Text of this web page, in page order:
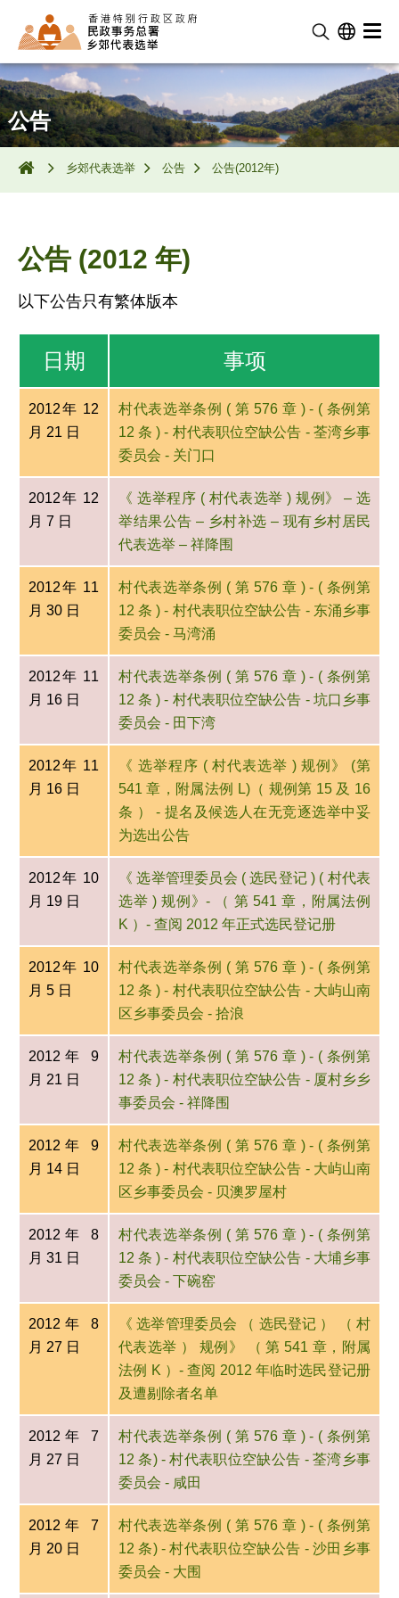
公告
乡郊代表选举 公告 公告(2012年)
公告 (2012 年)
以下公告只有繁体版本
日期 事项
2012年 12
月 21 日
村代表选举条例 ( 第 576 章 ) - ( 条例第
12 条 ) - 村代表职位空缺公告 - 荃湾乡事
委员会 - 关门口
2012年 12
月 7 日
《 选举程序 ( 村代表选举 ) 规例》 – 选
举结果公告 – 乡村补选 – 现有乡村居民
代表选举 – 祥降围
2012年 11
月 30 日
村代表选举条例 ( 第 576 章 ) - ( 条例第
12 条 ) - 村代表职位空缺公告 - 东涌乡事
委员会 - 马湾涌
2012年 11
月 16 日
村代表选举条例 ( 第 576 章 ) - ( 条例第
12 条 ) - 村代表职位空缺公告 - 坑口乡事
委员会 - 田下湾
2012年 11
月 16 日
《 选举程序 ( 村代表选举 ) 规例》 (第
541 章，附属法例 L)（ 规例第 15 及 16
条 ） - 提名及候选人在无竞逐选举中妥
为选出公告
2012年 10
月 19 日
《 选举管理委员会 ( 选民登记 ) ( 村代表
选举 ) 规例》- （ 第 541 章，附属法例
K ）- 查阅 2012 年正式选民登记册
2012年 10
月 5 日
村代表选举条例 ( 第 576 章 ) - ( 条例第
12 条 ) - 村代表职位空缺公告 - 大屿山南
区乡事委员会 - 拾浪
2012年 9
月 21 日
村代表选举条例 ( 第 576 章 ) - ( 条例第
12 条 ) - 村代表职位空缺公告 - 厦村乡乡
事委员会 - 祥降围
2012年 9
月 14 日
村代表选举条例 ( 第 576 章 ) - ( 条例第
12 条 ) - 村代表职位空缺公告 - 大屿山南
区乡事委员会 - 贝澳罗屋村
2012年 8
月 31 日
村代表选举条例 ( 第 576 章 ) - ( 条例第
12 条 ) - 村代表职位空缺公告 - 大埔乡事
委员会 - 下碗窑
2012年 8
月 27 日
《 选举管理委员会 （ 选民登记 ） （ 村
代表选举 ） 规例》 （ 第 541 章，附属
法例 K ）- 查阅 2012 年临时选民登记册
及遭剔除者名单
2012年 7
月 27 日
村代表选举条例 ( 第 576 章 ) - ( 条例第
12 条) - 村代表职位空缺公告 - 荃湾乡事
委员会 - 咸田
2012年 7
月 20 日
村代表选举条例 ( 第 576 章 ) - ( 条例第
12 条) - 村代表职位空缺公告 - 沙田乡事
委员会 - 大围